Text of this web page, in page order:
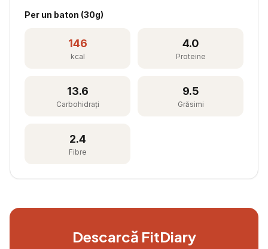
Per un baton (30g)
146
kcal
4.0
Proteine
13.6
Carbohidrați
9.5
Grăsimi
2.4
Fibre
Descarcă FitDiary